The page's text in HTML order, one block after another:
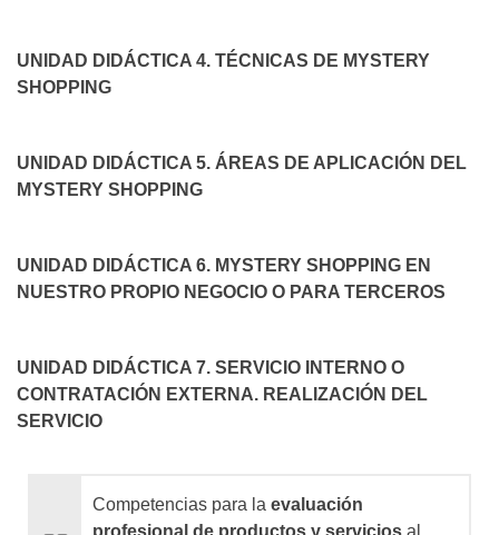
UNIDAD DIDÁCTICA 4. TÉCNICAS DE MYSTERY
SHOPPING
UNIDAD DIDÁCTICA 5. ÁREAS DE APLICACIÓN DEL
MYSTERY SHOPPING
UNIDAD DIDÁCTICA 6. MYSTERY SHOPPING EN
NUESTRO PROPIO NEGOCIO O PARA TERCEROS
UNIDAD DIDÁCTICA 7. SERVICIO INTERNO O
CONTRATACIÓN EXTERNA. REALIZACIÓN DEL
SERVICIO
Competencias para la evaluación
profesional de productos y servicios al